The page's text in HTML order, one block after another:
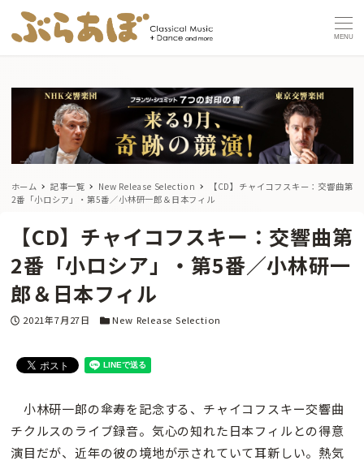
MENU
ホーム 記事一覧 New Release Selection
【CD】チャイコフスキー：交響曲第
2番「小ロシア」・第5番／小林研一郎＆日本フィル
【CD】チャイコフスキー：交響曲第
2番「小ロシア」・第5番／小林研一
郎＆日本フィル
投稿日
2021年7月27日 カテゴリー
New Release Selection
小林研一郎の傘寿を記念する、チャイコフスキー交響曲
チクルスのライブ録音。気心の知れた日本フィルとの得意
演目だが、近年の彼の境地が示されていて耳新しい。熱気